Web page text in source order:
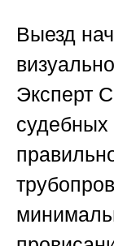
Выезд
Эксперт
судебных